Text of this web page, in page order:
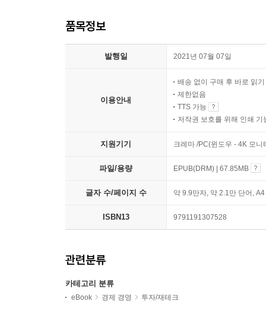
품목정보
발행일 2021년 07월 07일
이용안내
배송 없이 구매 후 바로 읽기
제한없음
TTS 가능
저작권 보호를 위해 인쇄 기
지원기기 크레마 /PC(윈도우 - 4K 모
파일/용량 EPUB(DRM) | 67.85MB
글자 수/페이지 수 약 9.9만자, 약 2.1만 단어,
ISBN13 9791191307528
관련분류
카테고리 분류
eBook 경제 경영 투자/재테크